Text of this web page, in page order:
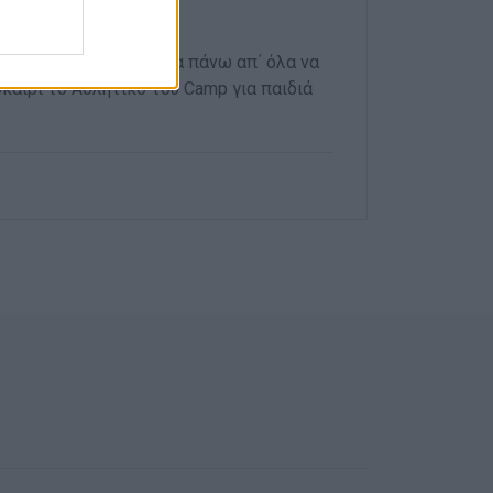
να μάθουμε…. Μα πάνω απ΄ όλα να
το Αθλητικό του Camp για παιδιά